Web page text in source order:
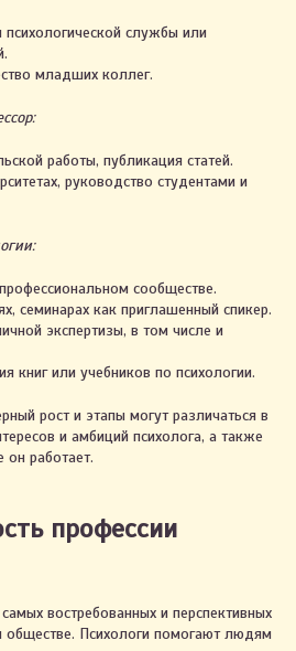
службы или
младших коллег.
работы, публикация статей.
руководство студентами и
сообществе.
семинарах как приглашенный спикер.
экспертизы, в том числе и
книг или учебников по психологии.
рост и этапы могут различаться в
и амбиций психолога, а также
он работает.
профессии
востребованных и перспективных
обществе. Психологи помогают людям